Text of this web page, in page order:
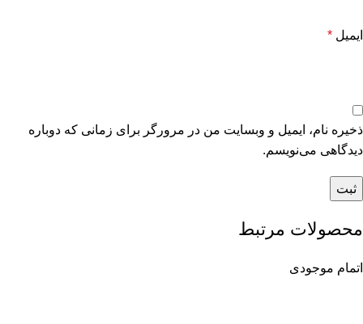
ایمیل *
ذخیره نام، ایمیل و وبسایت من در مرورگر برای زمانی که دوباره
دیدگاهی می‌نویسم.
محصولات مرتبط
اتمام موجودی